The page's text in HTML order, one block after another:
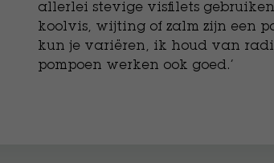
allerlei stevige visfilets
koolvis, wijting of zalm zijn een
kun je variëren, ik houd van
pompoen werken ook goed.’